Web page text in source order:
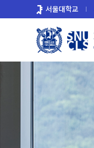
로
서울대학교